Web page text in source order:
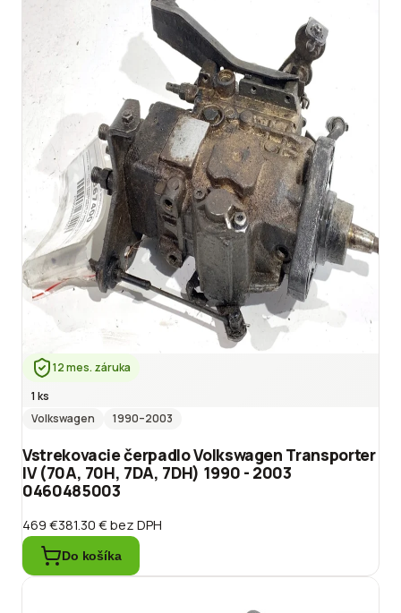
12 mes. záruka
1 ks
Volkswagen
1990–2003
Vstrekovacie čerpadlo Volkswagen Transporter
IV (70A, 70H, 7DA, 7DH) 1990 - 2003
0460485003
469 €381.30 €bez DPH
Do košíka